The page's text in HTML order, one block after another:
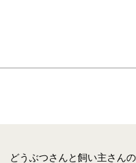
どうぶつさんと飼い主さん